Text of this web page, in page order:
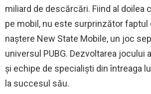
miliard de descărcări. Fiind al doilea
pe mobil, nu este surprinzător faptul
naștere New State Mobile, un joc
universul PUBG. Dezvoltarea jocului
și echipe de specialiști din întreaga
la succesul său.